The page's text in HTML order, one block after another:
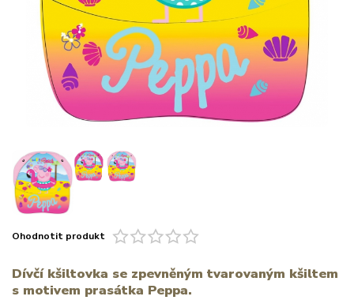
Ohodnotit produkt
Dívčí kšiltovka se zpevněným tvarovaným kšiltem
s motivem prasátka Peppa.